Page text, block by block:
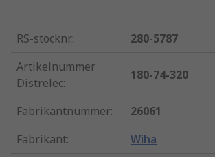
RS-stocknr.:
280-5787
Artikelnummer
Distrelec:
180-74-320
Fabrikantnummer:
26061
Fabrikant: Wiha